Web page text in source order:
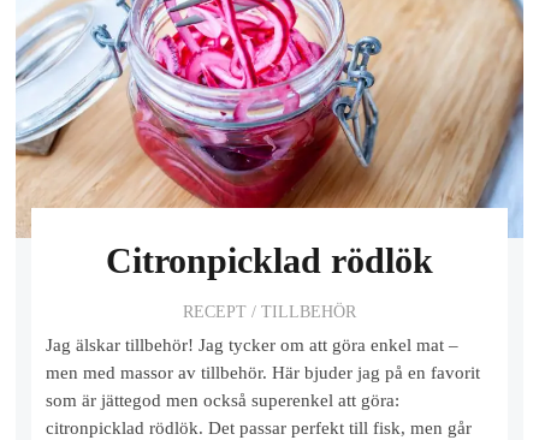
Citronpicklad rödlök
RECEPT / TILLBEHÖR
Jag älskar tillbehör! Jag tycker om att göra enkel mat –
men med massor av tillbehör. Här bjuder jag på en favorit
som är jättegod men också superenkel att göra:
citronpicklad rödlök. Det passar perfekt till fisk, men går